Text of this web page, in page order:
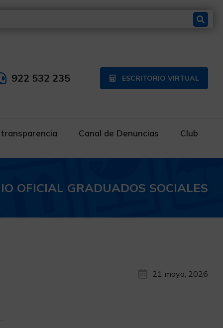
922 532 235 ESCRITORIO VIRTUAL
Canal de Denuncias Club
OFICIAL GRADUADOS SOCIALES
21 mayo, 2026